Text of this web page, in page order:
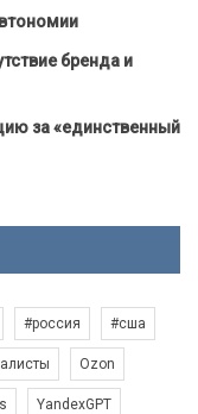
бренда и
за «единственный
#россия #сша
Ozon
YandexGPT